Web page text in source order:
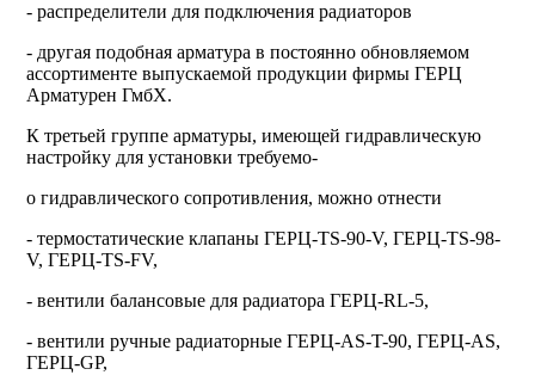
- распределители для подключения радиаторов
- другая подобная арматура в постоянно обновляемом
ассортименте выпускаемой продукции фирмы ГЕРЦ
Арматурен ГмбХ.
К третьей группе арматуры, имеющей гидравлическую
настройку для установки требуемо-
о гидравлического сопротивления, можно отнести
- термостатические клапаны ГЕРЦ-TS-90-V, ГЕРЦ-TS-98-
V, ГЕРЦ-TS-FV,
- вентили балансовые для радиатора ГЕРЦ-RL-5,
- вентили ручные радиаторные ГЕРЦ-AS-T-90, ГЕРЦ-AS,
ГЕРЦ-GP,